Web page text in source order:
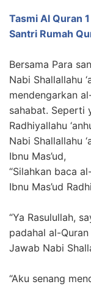
Tasmi Al Quran
Santri Rumah
Bersama Para
Nabi Shallallahu
mendengarkan
sahabat. Seperti
Radhiyallahu
Nabi Shallallahu
Ibnu Mas’ud,
“Silahkan baca
Ibnu Mas’ud
“Ya Rasulullah,
padahal al-
Jawab Nabi
“Aku senang